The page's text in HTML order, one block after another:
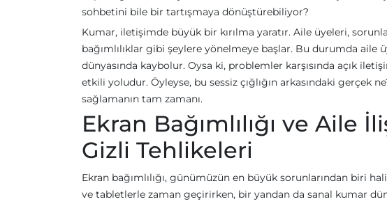
sohbetini bile bir tartışmaya dönüştürebiliyor?
Kumar, iletişimde büyük bir kırılma yaratır. Aile üyeleri,
bağımlılıklar gibi şeylere yönelmeye başlar. Bu durumda aile
dünyasında kaybolur. Oysa ki, problemler karşısında açık
etkili yoludur. Öyleyse, bu sessiz çığlığın arkasındaki gerçek
sağlamanın tam zamanı.
Ekran Bağımlılığı ve Aile
Gizli Tehlikeleri
Ekran bağımlılığı, günümüzün en büyük sorunlarından biri
ve tabletlerle zaman geçirirken, bir yandan da sanal kumar